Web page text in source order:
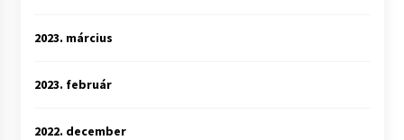
2023. március
2023. február
2022. december